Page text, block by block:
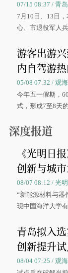
07/15 08:37 / 青
7月10日、13日
心、市退役军人
游客出游
内自驾游
05/08 07:32 / 观
今年五一假期，
式，形成7至8天
深度报道
《光明日
创新与城
08/07 08:12 / 光
“新能源材料与器
现中国海洋大学
大学材料科学与
青岛拟入
创新提升
08/04 07:25 / 观